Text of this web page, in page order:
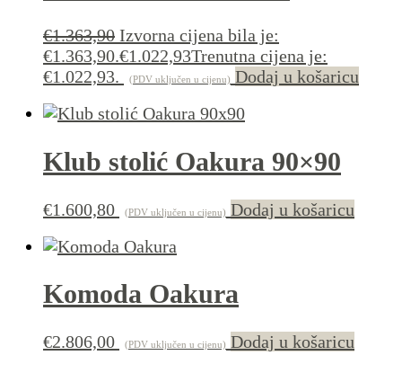
€1.363,90 Izvorna cijena bila je:
€1.363,90.€1.022,93Trenutna cijena je:
€1.022,93.
(PDV uključen u cijenu) Dodaj u košaricu
Klub stolić Oakura 90×90
€1.600,80 (PDV uključen u cijenu) Dodaj u košaricu
Komoda Oakura
€2.806,00 (PDV uključen u cijenu) Dodaj u košaricu